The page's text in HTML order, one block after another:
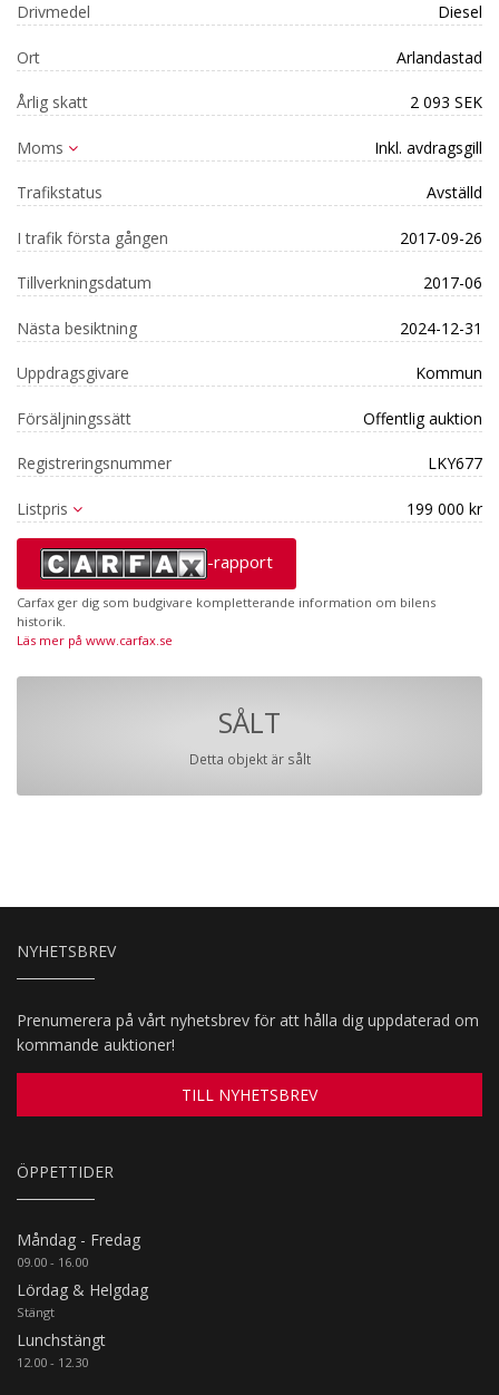
Drivmedel Diesel
Ort Arlandastad
Årlig skatt 2 093 SEK
Moms Inkl. avdragsgill
Trafikstatus Avställd
I trafik första gången 2017-09-26
Tillverkningsdatum 2017-06
Nästa besiktning 2024-12-31
Uppdragsgivare Kommun
Försäljningssätt Offentlig auktion
Registreringsnummer LKY677
Listpris 199 000 kr
-rapport
Carfax ger dig som budgivare kompletterande information om bilens
historik.
Läs mer på www.carfax.se
SÅLT
Detta objekt är sålt
NYHETSBREV
Prenumerera på vårt nyhetsbrev för att hålla dig uppdaterad om
kommande auktioner!
TILL NYHETSBREV
ÖPPETTIDER
Måndag - Fredag
09.00 - 16.00
Lördag & Helgdag
Stängt
Lunchstängt
12.00 - 12.30